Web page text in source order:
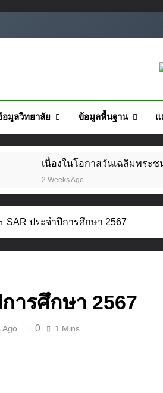
อมูลวิทยาลัย ข้อมูลพื้นฐาน แ
เนื่องในโอกาสวันเฉลิมพระ
2 Weeks Ago
แผนปฏิบัติราชการประจำปี
ชมรมวิชาชีพแฟชั่นและสิ่งทอ
ประกาศเจตนารมณ์นโยบาย
3 Weeks Ago
SAR ประจำปีการศึกษา 2567
ารศึกษา 2567
Ago 0 1 Mins